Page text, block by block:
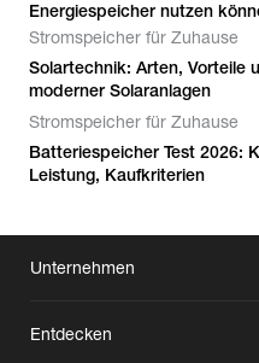
Energiespeicher nutzen
Stromspeicher für Zuhause
Solartechnik: Arten, Vorteile
moderner Solaranlagen
Stromspeicher für Zuhause
Batteriespeicher Test 2026:
Leistung, Kaufkriterien
Unternehmen
Entdecken